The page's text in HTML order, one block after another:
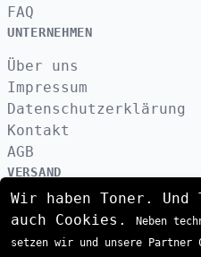
FAQ
UNTERNEHMEN
Über uns
Impressum
Datenschutzerklärung
Kontakt
AGB
VERSAND
ZAHLUNGSARTEN
Wir haben Toner.
auch Cookies.
Neben
setzen wir und unsere Partner